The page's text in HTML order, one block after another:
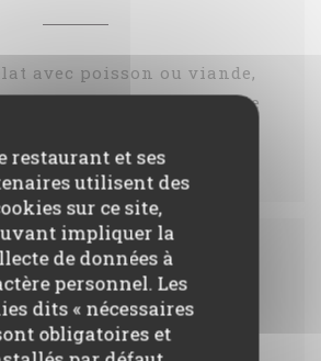
restaurant et ses
utilisent des
sur ce site,
impliquer la
de données à
personnel. Les
dits « nécessaires
obligatoires et
avec poisson ou viande,
et petits légumes de
La Carte